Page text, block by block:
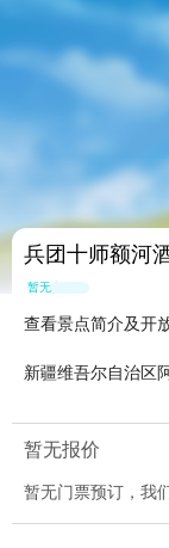
兵团十师额河
暂无点评
查看景点简介及开
新疆维吾尔自治区
暂无报价
暂无门票预订，我